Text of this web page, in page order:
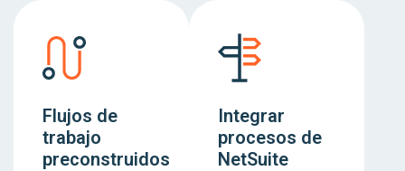
Flujos de
trabajo
preconstruidos
Integrar
procesos de
NetSuite